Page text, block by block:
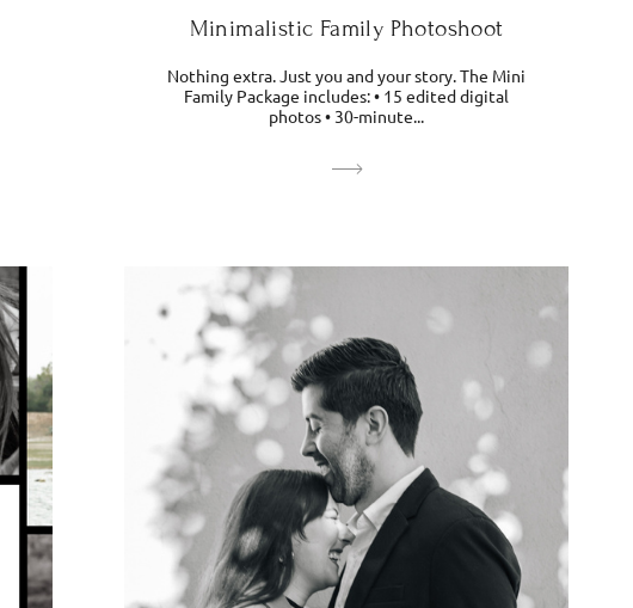
Minimalistic Family Photoshoot
Nothing extra. Just you and your story. The Mini
Family Package includes: • 15 edited digital
photos • 30-minute...